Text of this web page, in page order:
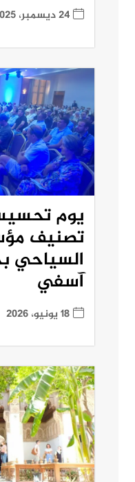
24 ديسمبر، 2025
يوم
تصنيف
السياحي
آسفي
18 يونيو، 2026